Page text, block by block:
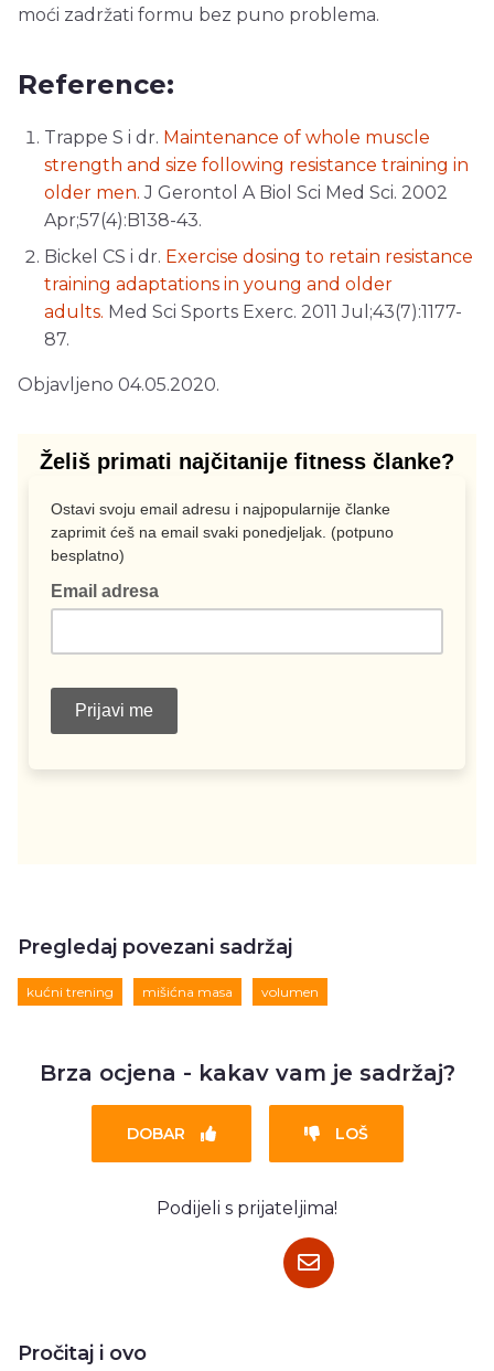
moći zadržati formu bez puno problema.
Reference:
Trappe S i dr. Maintenance of whole muscle
strength and size following resistance training in
older men. J Gerontol A Biol Sci Med Sci. 2002
Apr;57(4):B138-43.
Bickel CS i dr. Exercise dosing to retain resistance
training adaptations in young and older
adults. Med Sci Sports Exerc. 2011 Jul;43(7):1177-
87.
Objavljeno 04.05.2020.
Pregledaj povezani sadržaj
kućni trening mišićna masa volumen
Brza ocjena - kakav vam je sadržaj?
DOBAR LOŠ
Podijeli s prijateljima!
Pročitaj i ovo